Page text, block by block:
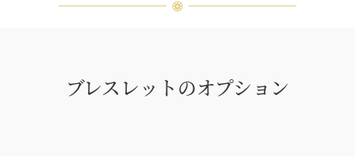
高品質のダイヤモンド及びジェムス
る場合があります。ご不明な点は、
ブレスレットのオプション